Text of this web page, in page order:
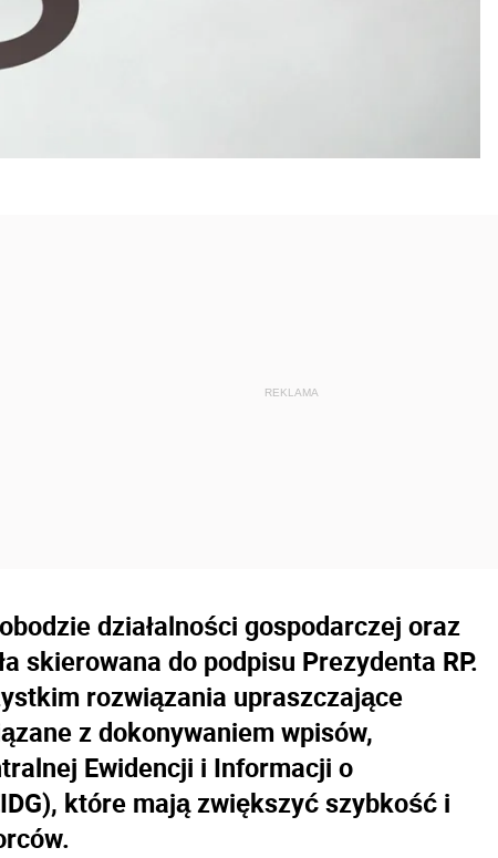
działalności gospodarczej oraz
skierowana do podpisu Prezydenta RP.
rozwiązania upraszczające
z dokonywaniem wpisów,
Ewidencji i Informacji o
które mają zwiększyć szybkość i